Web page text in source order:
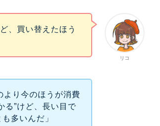
リコ
、買い替えたほう
より今のほうが消費
る”けど、長い目で
多いんだ」